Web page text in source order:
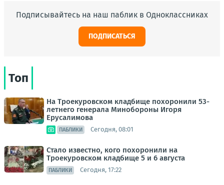
Подписывайтесь на наш паблик в Одноклассниках
ПОДПИСАТЬСЯ
Топ
На Троекуровском кладбище похоронили 53-
летнего генерала Минобороны Игоря
Ерусалимова
ПАБЛИКИ Сегодня, 08:01
Стало известно, кого похоронили на
Троекуровском кладбище 5 и 6 августа
ПАБЛИКИ Сегодня, 17:22